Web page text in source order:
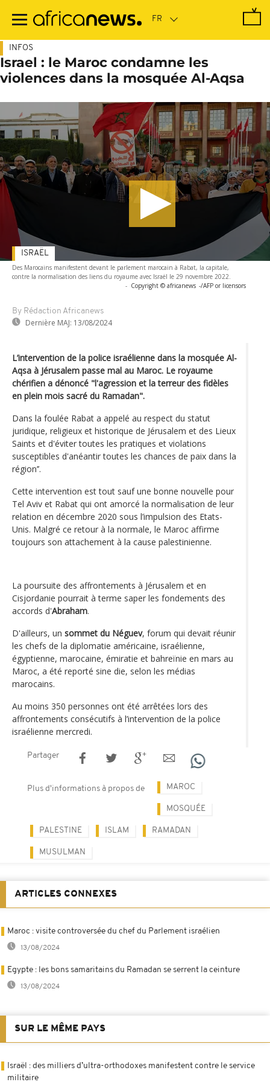
contenu
INFOS
Israel : le Maroc condamne les
violences dans la mosquée Al-Aqsa
Des Marocains manifestent devant le parlement marocain à Rabat, la capitale,
contre la normalisation des liens du royaume avec Israël le 29 novembre 2022.
- Copyright © africanews -/AFP or licensors
By Rédaction Africanews
Dernière MAJ: 13/08/2024
ISRAËL
L’intervention de la police israélienne dans la mosquée Al-
Aqsa à Jérusalem passe mal au Maroc. Le royaume
chérifien a dénoncé "l'agression et la terreur des fidèles
en plein mois sacré du Ramadan".
Dans la foulée Rabat a appelé au respect du statut
juridique, religieux et historique de Jérusalem et des Lieux
Saints et d'éviter toutes les pratiques et violations
susceptibles d'anéantir toutes les chances de paix dans la
région’’.
Cette intervention est tout sauf une bonne nouvelle pour
Tel Aviv et Rabat qui ont amorcé la normalisation de leur
relation en décembre 2020 sous l’impulsion des Etats-
Unis. Malgré ce retour à la normale, le Maroc affirme
toujours son attachement à la cause palestinienne.
La poursuite des affrontements à Jérusalem et en
Cisjordanie pourrait à terme saper les fondements des
accords d'Abraham.
D'ailleurs, un sommet du Néguev, forum qui devait réunir
les chefs de la diplomatie américaine, israélienne,
égyptienne, marocaine, émiratie et bahreïnie en mars au
Maroc, a été reporté sine die, selon les médias
marocains.
Au moins 350 personnes ont été arrêtées lors des
affrontements consécutifs à l’intervention de la police
israélienne mercredi.
Partager
Plus d'informations à propos de MAROC
MOSQUÉE
PALESTINE ISLAM RAMADAN
MUSULMAN
ARTICLES CONNEXES
Maroc : visite controversée du chef du Parlement israélien
13/08/2024
Egypte : les bons samaritains du Ramadan se serrent la ceinture
13/08/2024
SUR LE MÊME PAYS
Israël : des milliers d’ultra-orthodoxes manifestent contre le service
militaire